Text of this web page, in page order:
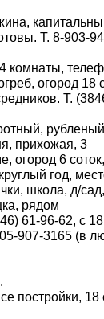
Т. 8-903-
комнаты,
огород 18
Т.
прихожая, 3
огород 6
год,
школа, д/
рядом
61-96-62, с
907-3165 (в
постройки, 18